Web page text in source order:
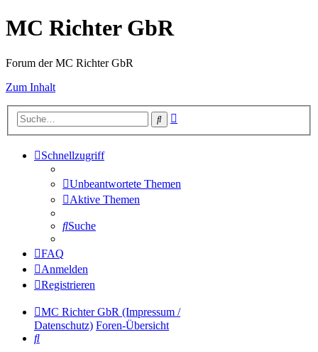
MC Richter GbR
Forum der MC Richter GbR
Zum Inhalt
Suche
Schnellzugriff
Unbeantwortete Themen
Aktive Themen
Suche
FAQ
Anmelden
Registrieren
MC Richter GbR (Impressum /
Datenschutz) Foren-Übersicht
Suche